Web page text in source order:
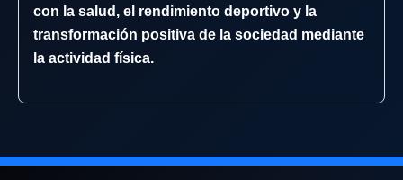
con la salud, el rendimiento deportivo y la
transformación positiva de la sociedad mediante
la actividad física.